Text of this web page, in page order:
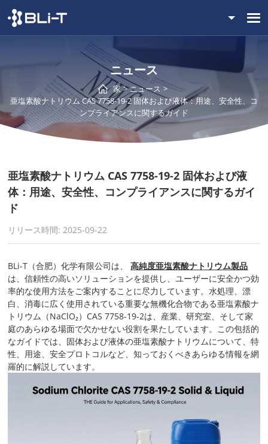
ニュース
家
ニュース
亜塩素酸ナトリウム CAS 7758-19-2 固体および液体：用途、安全性、コ
ンプライアンスに関するガイド
亜塩素酸ナトリウム CAS 7758-19-2 固体および液
体：用途、安全性、コンプライアンスに関するガイ
ド
リリース時間: 2025-09-22
BLi-T（合肥）化学有限公司は、高純度亜塩素酸ナトリウム製品
は、信頼性の高いソリューションを提供し、ユーザーに安全かつ効
率的な使用方法をご案内することに尽力しています。水処理、漂
白、消毒に広く使用されている重要な無機化合物である亜塩素酸ナ
トリウム（NaClO₂）CAS 7758-19-2は、産業、研究室、そして家
庭のあらゆる場面で欠かせない役割を果たしています。この包括的
なガイドでは、固体および液体の亜塩素酸ナトリウムについて、特
性、用途、安全プロトコルなど、知っておくべきあらゆる情報を網
羅的に解説しています。